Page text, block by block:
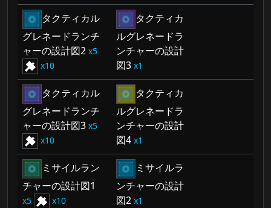
タクティカル
グレネードランチ
ャーの設計図2 5
10
タクティカ
ルグレネードラ
ンチャーの設計
図3
1
タクティカル
グレネードランチ
ャーの設計図3 5
10
タクティカ
ルグレネードラ
ンチャーの設計
図4
1
ミサイルラン
チャーの設計図1
5 10
ミサイルラ
ンチャーの設計
図2
1